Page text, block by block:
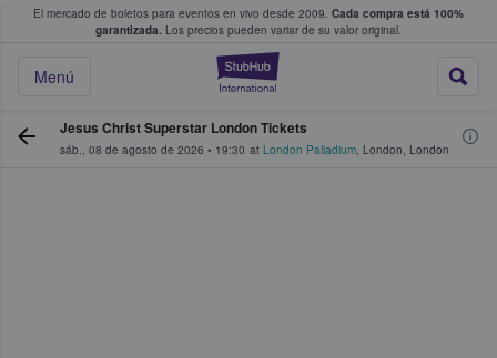
El mercado de boletos para eventos en vivo desde 2009. Cada compra está 100%
garantizada. Los precios pueden variar de su valor original.
StubHub: donde
Menú
fans compran y venden boletos
Jesus Christ Superstar London Tickets
sáb., 08 de agosto de 2026 • 19:30 at London Palladium, London, London